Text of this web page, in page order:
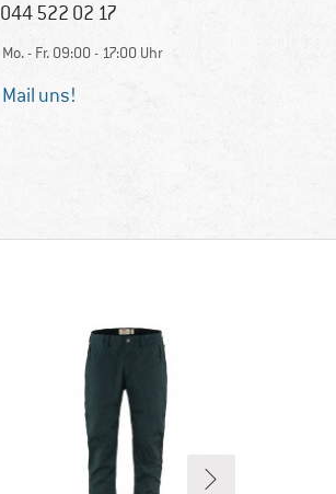
044 522 02 17
Mo. - Fr. 09:00 - 17:00 Uhr
Mail uns!